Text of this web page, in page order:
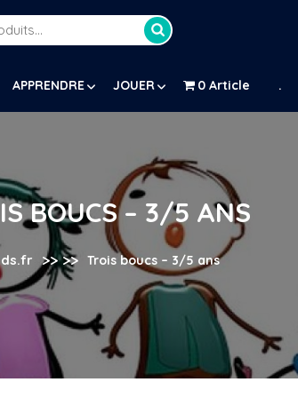
APPRENDRE JOUER 0 Article .
BOUCS – 3/5 ANS
>> >> Trois boucs – 3/5 ans